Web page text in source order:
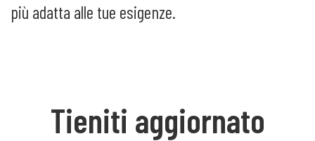
più adatta alle tue esigenze.
Tieniti aggiornato